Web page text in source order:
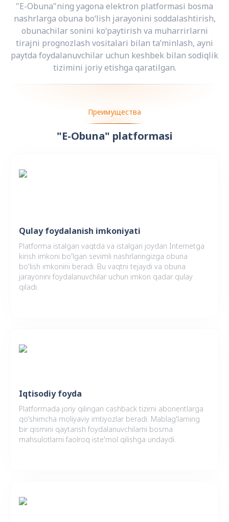
"E-Obuna"ning yagona elektron platformasi bosma
nashrlarga obuna bo‘lish jarayonini soddalashtirish,
obunachilar sonini ko‘paytirish va muharrirlarni
tirajni prognozlash vositalari bilan ta’minlash, ayni
paytda foydalanuvchilar uchun keshbek bilan sodiqlik
tizimini joriy etishga qaratilgan.
Преимущества
"E-Obuna" platformasi
Qulay foydalanish imkoniyati
Platforma istalgan vaqtda va istalgan joydan Internetga
kirish imkoni bo'lgan sevimli nashrlaringizga obuna
bo'lish imkonini beradi. Bu vaqtni tejaydi va obuna
jarayonini foydalanuvchilar uchun imkon qadar qulay
qiladi.
Iqtisodiy foyda
Platformada joriy qilingan cashback tizimi abonentlarga
qo‘shimcha moliyaviy imtiyozlar beradi. Mablag'larning
bir qismini qaytarish foydalanuvchilarni bosma
mahsulotlarni faolroq iste'mol qilishga undaydi.